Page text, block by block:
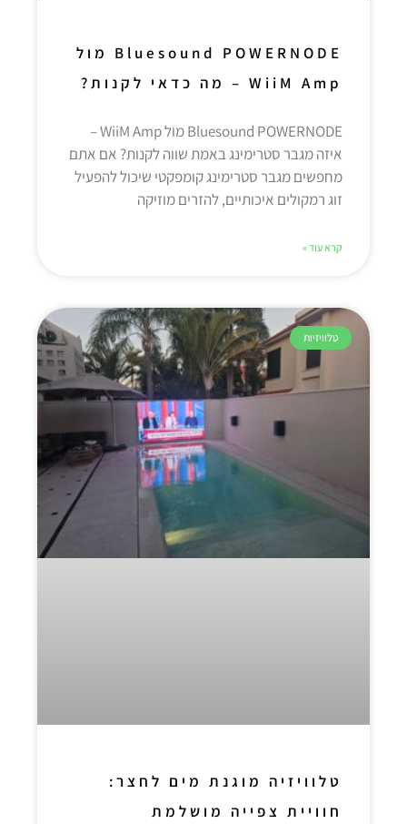
Bluesound POWERNODE מול
WiiM Amp – מה כדאי לקנות?
Bluesound POWERNODE מול WiiM Amp –
איזה מגבר סטרימינג באמת שווה לקנות? אם אתם
מחפשים מגבר סטרימינג קומפקטי שיכול להפעיל
זוג רמקולים איכותיים, להזרים מוזיקה
קרא עוד »
טלוויזיות
טלוויזיה מוגנת מים לחצר:
חוויית צפייה מושלמת